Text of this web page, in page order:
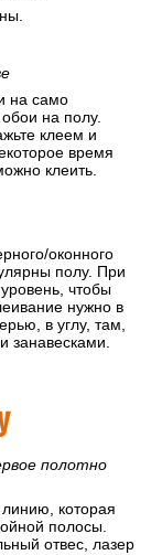
на само
на полу.
клеем и
время
клеить.
оконного
полу. При
чтобы
нужно в
в углу, там,
занавесками.
полотно
которая
полосы.
отвес, лазер